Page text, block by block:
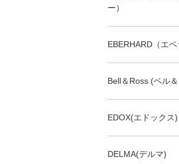
ー）
EBERHARD（エベ
Bell＆Ross (ベル
EDOX(エドックス)
DELMA(デルマ)